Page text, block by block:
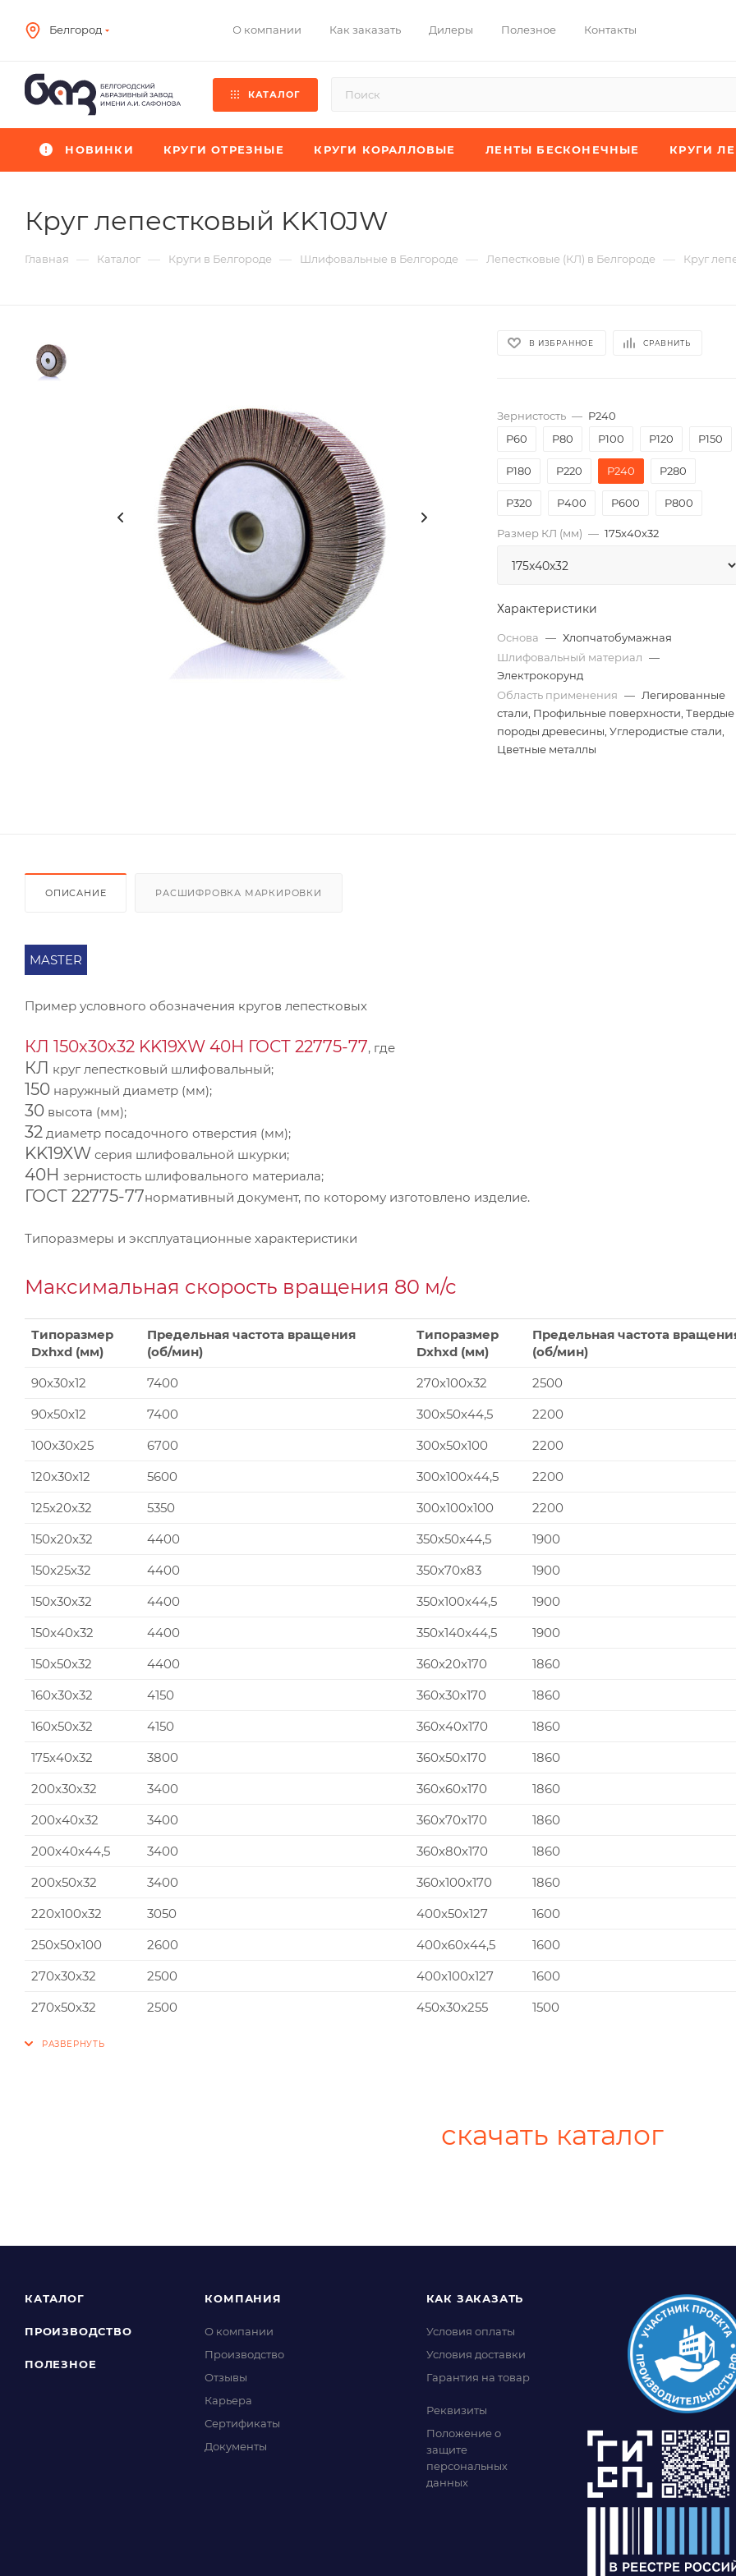
Белгород О компании Как заказать Дилеры Полезное Контакты
КАТАЛОГ
НОВИНКИ КРУГИ ОТРЕЗНЫЕ КРУГИ КОРАЛЛОВЫЕ ЛЕНТЫ БЕСКОНЕЧНЫЕ КРУГИ
Круг лепестковый KK10JW
Главная — Каталог — Круги в Белгороде — Шлифовальные в Белгороде — Лепестковые (КЛ) в Белгороде — Круг
В ИЗБРАННОЕ СРАВНИТЬ
Зернистость — P240
P60
P80 P100 P120 P150
P180 P220 P240 P280
P320 P400 P600 P800
Размер КЛ (мм) — 175x40x32
Характеристики
Основа — Хлопчатобумажная
Шлифовальный материал —
Электрокорунд
Область применения — Легированные
стали, Профильные поверхности, Твердые
породы древесины, Углеродистые стали,
Цветные металлы
ОПИСАНИЕ РАСШИФРОВКА МАРКИРОВКИ
MASTER
Пример условного обозначения кругов лепестковых
КЛ 150х30х32 KK19XW 40Н ГОСТ 22775-77, где
КЛ круг лепестковый шлифовальный;
150 наружный диаметр (мм);
30 высота (мм);
32 диаметр посадочного отверстия (мм);
KK19XW серия шлифовальной шкурки;
40Н зернистость шлифовального материала;
ГОСТ 22775-77нормативный документ, по которому изготовлено изделие.
Типоразмеры и эксплуатационные характеристики
Максимальная скорость вращения 80 м/с
Типоразмер
Dxhxd (мм)
Предельная частота вращения
(об/мин)
Типоразмер
Dxhxd (мм)
Предельная частота
(об/мин)
90x30x12
7400 270x100x32
2500
90x50x12
7400 300x50x44,5
2200
100x30x25
6700 300x50x100
2200
120x30x12
5600 300x100x44,5
2200
125x20x32
5350 300x100x100
2200
150x20x32
4400 350x50x44,5
1900
150x25x32
4400 350x70x83
1900
150x30x32
4400 350x100x44,5
1900
150x40x32
4400 350x140x44,5
1900
150x50x32
4400 360x20x170
1860
160x30x32
4150 360x30x170
1860
160x50x32
4150 360x40x170
1860
175x40x32
3800 360x50x170
1860
200x30x32
3400 360x60x170
1860
200x40x32
3400 360x70x170
1860
200x40x44,5
3400 360x80x170
1860
200x50x32
3400 360x100x170
1860
220x100x32
3050 400x50x127
1600
250x50x100
2600 400x60x44,5
1600
270x30x32
2500 400x100x127
1600
270x50x32
2500 450x30x255 1500
скачать каталог
КАТАЛОГ
ПРОИЗВОДСТВО
ПОЛЕЗНОЕ
КОМПАНИЯ
О компании
Производство
Отзывы
Карьера
Сертификаты
Документы
КАК ЗАКАЗАТЬ
Условия оплаты
Условия доставки
Гарантия на товар
Реквизиты
Положение о
защите
персональных
данных